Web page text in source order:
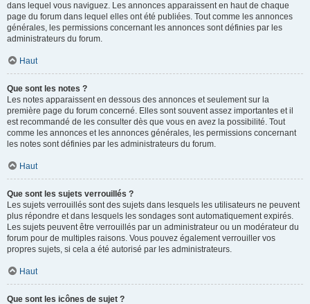
dans lequel vous naviguez. Les annonces apparaissent en haut de chaque
page du forum dans lequel elles ont été publiées. Tout comme les annonces
générales, les permissions concernant les annonces sont définies par les
administrateurs du forum.
Haut
Que sont les notes ?
Les notes apparaissent en dessous des annonces et seulement sur la
première page du forum concerné. Elles sont souvent assez importantes et il
est recommandé de les consulter dès que vous en avez la possibilité. Tout
comme les annonces et les annonces générales, les permissions concernant
les notes sont définies par les administrateurs du forum.
Haut
Que sont les sujets verrouillés ?
Les sujets verrouillés sont des sujets dans lesquels les utilisateurs ne peuvent
plus répondre et dans lesquels les sondages sont automatiquement expirés.
Les sujets peuvent être verrouillés par un administrateur ou un modérateur du
forum pour de multiples raisons. Vous pouvez également verrouiller vos
propres sujets, si cela a été autorisé par les administrateurs.
Haut
Que sont les icônes de sujet ?